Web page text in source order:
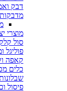
דבק
מוצרי
סול
פוליגל
קאפה
כלים
פיסול